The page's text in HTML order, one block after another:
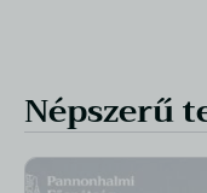
Népszerű